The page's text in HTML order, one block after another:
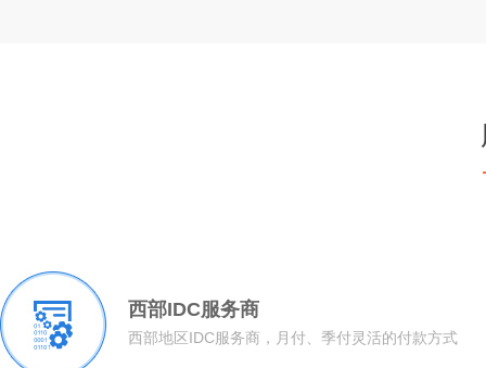
西部IDC服务商
西部地区IDC服务商，月付、季付灵活的付款方式